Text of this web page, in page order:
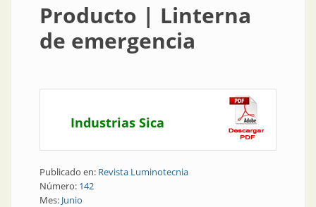
Producto | Linterna
de emergencia
Industrias Sica
Publicado en: Revista Luminotecnia
Número: 142
Mes: Junio